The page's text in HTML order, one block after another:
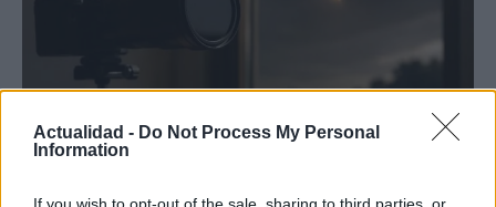
Actualidad - Do Not Process My Personal
Information